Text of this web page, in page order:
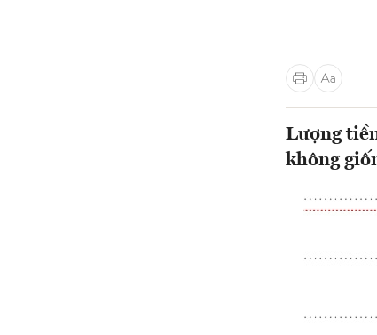
Lượng
không